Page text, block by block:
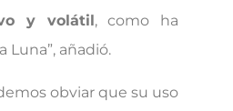
y volátil , como ha
Luna”, añadió.
obviar que su uso